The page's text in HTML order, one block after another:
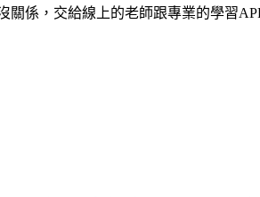
係，交給線上的老師跟專業的學習